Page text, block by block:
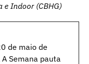
e Indoor (CBHG)
de maio de
Semana pauta